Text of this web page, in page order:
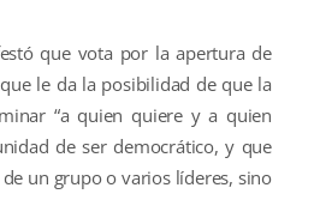
que vota por la apertura de
le da la posibilidad de que la
“a quien quiere y a quien
de ser democrático, y que
un grupo o varios líderes, sino